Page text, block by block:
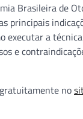
Brasileira de
principais
executar a
e
gratuitamente no